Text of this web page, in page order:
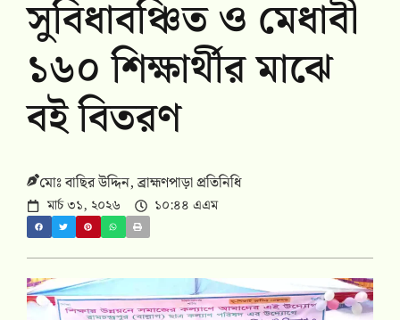
সুবিধাবঞ্চিত ও মেধাবী
১৬০ শিক্ষার্থীর মাঝে
বই বিতরণ
মোঃ বাছির উদ্দিন, ব্রাহ্মণপাড়া প্রতিনিধি
মার্চ ৩১, ২০২৬ ১০:৪৪ এএম